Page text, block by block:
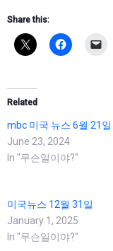
Share this:
Related
mbc 미국 뉴스 6월 21일
June 23, 2024
In "무슨일이야?"
미국뉴스 12월 31일
January 1, 2025
In "무슨일이야?"